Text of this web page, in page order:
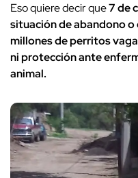
Eso quiere decir que7 de
situación de abandono o
millones de perritos
ni protección ante
animal.